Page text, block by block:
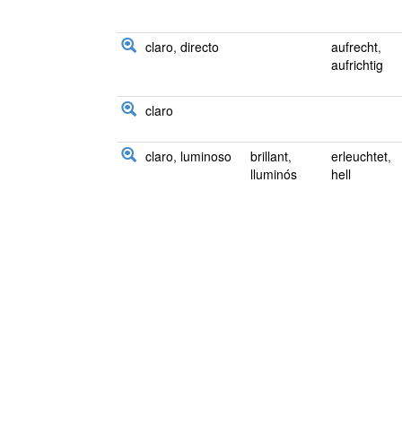
claro, directo aufrecht,
aufrichtig
claro
claro, luminoso brillant,
lluminós
erleuchtet,
hell